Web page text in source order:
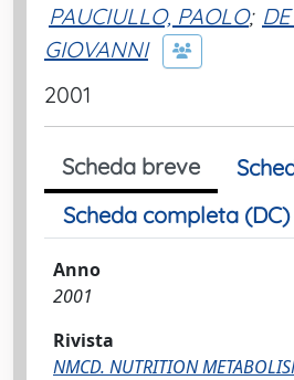
PAUCIULLO, PAOLO;
GIOVANNI
2001
Scheda breve
Scheda completa (DC)
Anno
2001
Rivista
NMCD. NUTRITION